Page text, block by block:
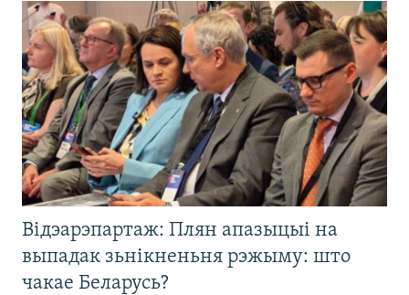
Відэарэпартаж: Плян апазыцыі на
выпадак зьнікненьня рэжыму: што
чакае Беларусь?